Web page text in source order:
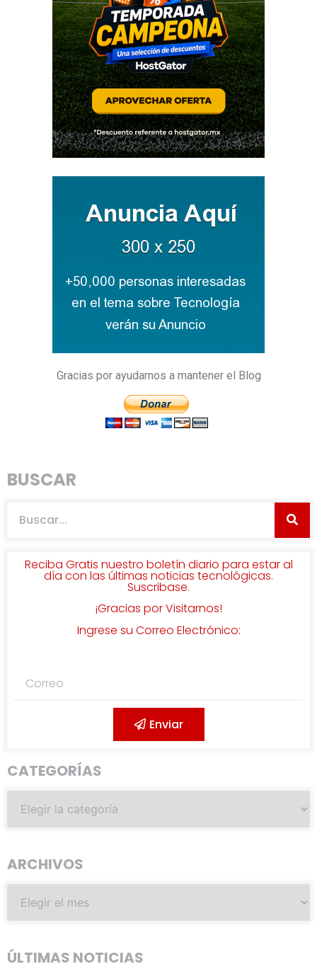
Gracias por ayudarnos a mantener el Blog
BUSCAR
Reciba Gratis nuestro boletín diario para estar al
día con las últimas noticias tecnológicas.
Suscribase.
¡Gracias por Visitarnos!
Ingrese su Correo Electrónico:
Enviar
CATEGORÍAS
ARCHIVOS
ÚLTIMAS NOTICIAS